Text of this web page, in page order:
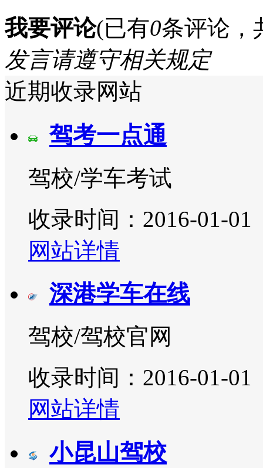
我要评论(已有0条评论，
发言请遵守相关规定
近期收录网站
驾考一点通
驾校/学车考试
收录时间：2016-01-01
网站详情
深港学车在线
驾校/驾校官网
收录时间：2016-01-01
网站详情
小昆山驾校